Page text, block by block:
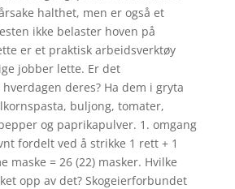
halthet, men er også et
ikke belaster hoven på
er et praktisk arbeidsverktøy
jobber lette. Er det
deres? Ha dem i gryta
buljong, tomater,
og paprikapulver. 1. omgang
fordelt ved å strikke 1 rett + 1
maske = 26 (22) masker. Hvilke
opp av det? Skogeierforbundet